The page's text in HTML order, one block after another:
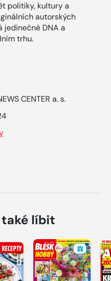
politiky, kultury a
autorských
jedinečné DNA a
trhu.
CENTER a. s.
také líbit